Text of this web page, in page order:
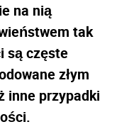
na nią
tak
są częste
złym
inne przypadki